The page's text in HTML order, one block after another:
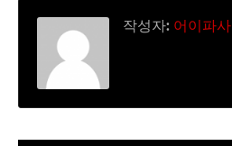
작성자: 어이파사